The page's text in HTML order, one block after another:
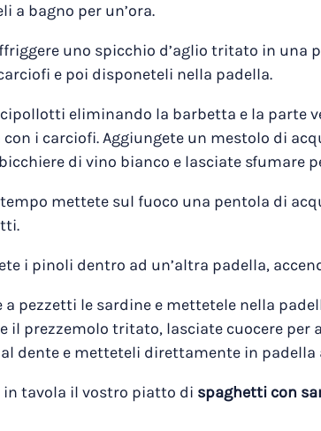
a bagno per un’ora.
uno spicchio d’aglio tritato in una
e poi disponeteli nella padella.
eliminando la barbetta e la parte
i carciofi. Aggiungete un mestolo di
di vino bianco e lasciate sfumare
mettete sul fuoco una pentola di
i pinoli dentro ad un’altra padella,
a pezzetti le sardine e mettetele nella
il prezzemolo tritato, lasciate cuocere
dente e metteteli direttamente in padella
in tavola il vostro piatto di spaghetti con